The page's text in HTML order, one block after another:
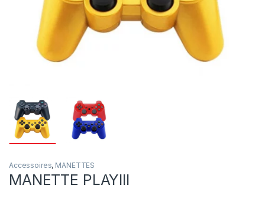
Accessoires, MANETTES
MANETTE PLAYIII